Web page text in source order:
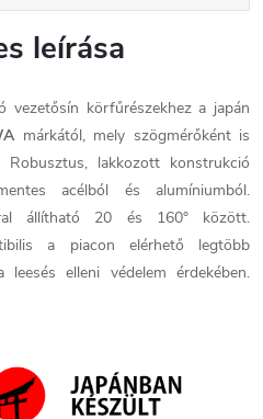
leírása
vezetősín körfűrészekhez a japán
márkától, mely szögmérőként is
Robusztus, lakkozott konstrukció
acélból és alumíniumból.
állítható 20 és 160° között.
a piacon elérhető legtöbb
elleni védelem érdekében.